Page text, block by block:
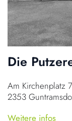
Die
Am Kirchenplatz 7
2353
Weitere infos